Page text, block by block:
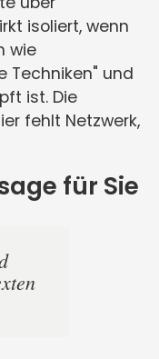
isoliert, wenn
wie
Techniken" und
ist. Die
fehlt Netzwerk,
für Sie